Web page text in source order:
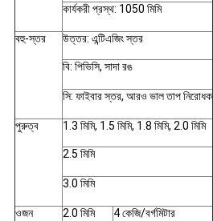
কার্যকরী প্রস্থ: 1050 মিমি
বহু-স্তর উত্তর: এন্টিএজিং স্তর
বি: পিভিসি, সাদা রঙ
সি: ফাইবার স্তর, আরও ভাল তাপ নিরোধক
পুরুত্ব 1.3 মিমি, 1.5 মিমি, 1.8 মিমি, 2.0 মিমি
2.5 মিমি
3.0 মিমি
ওজন 2.0 মিমি 4 কেজি/বর্গমিটার